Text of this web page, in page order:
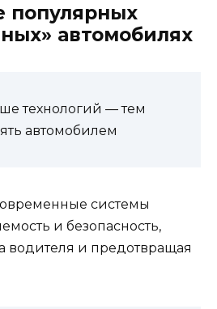
популярных
автомобилях
технологий — тем
автомобилем
системы
и безопасность,
водителя и предотвращая